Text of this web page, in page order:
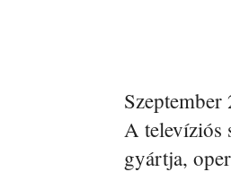
A televíziós
gyártja,